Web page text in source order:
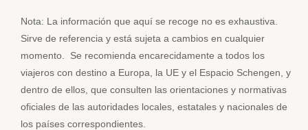
Nota: La información que aquí se recoge no es exhaustiva.
Sirve de referencia y está sujeta a cambios en cualquier
momento. Se recomienda encarecidamente a todos los
viajeros con destino a Europa, la UE y el Espacio Schengen, y
dentro de ellos, que consulten las orientaciones y normativas
oficiales de las autoridades locales, estatales y nacionales de
los países correspondientes.